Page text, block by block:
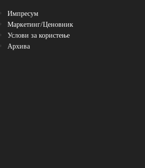
Импресум
Маркетинг/Ценовник
Услови за користење
Архива